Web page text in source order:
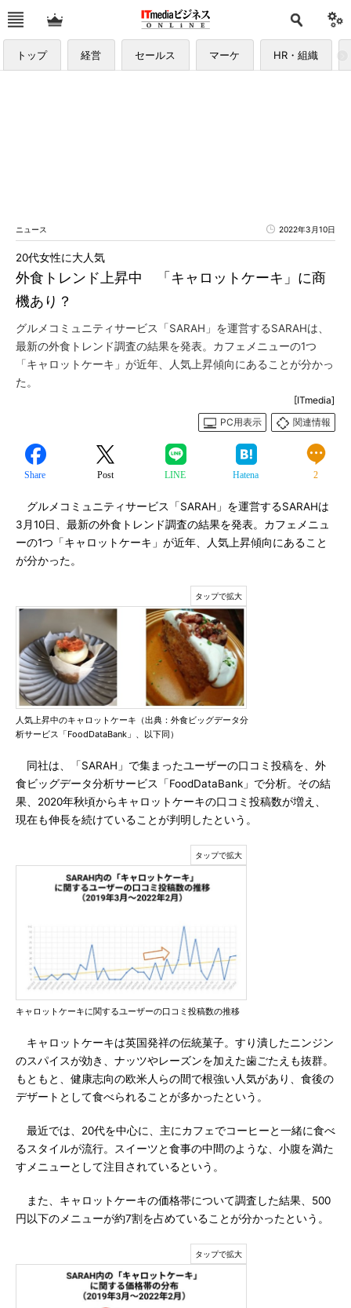
トップ 経営 セールス マーケ HR・組織
ニュース 2022年3月10日
外食トレンド上昇中 「キャロットケーキ」に商
機あり？
20代女性に大人気
グルメコミュニティサービス「SARAH」を運営するSARAHは、
最新の外食トレンド調査の結果を発表。カフェメニューの1つ
「キャロットケーキ」が近年、人気上昇傾向にあることが分かっ
た。
[ITmedia]
PC用表示
関連情報
Share Post LINE Hatena 2
グルメコミュニティサービス「SARAH」を運営するSARAHは
3月10日、最新の外食トレンド調査の結果を発表。カフェメニュ
ーの1つ「キャロットケーキ」が近年、人気上昇傾向にあること
が分かった。
人気上昇中のキャロットケーキ（出典：外食ビッグデータ分
析サービス「FoodDataBank」、以下同）
同社は、「SARAH」で集まったユーザーの口コミ投稿を、外
食ビッグデータ分析サービス「FoodDataBank」で分析。その結
果、2020年秋頃からキャロットケーキの口コミ投稿数が増え、
現在も伸長を続けていることが判明したという。
キャロットケーキに関するユーザーの口コミ投稿数の推移
キャロットケーキは英国発祥の伝統菓子。すり潰したニンジン
のスパイスが効き、ナッツやレーズンを加えた歯ごたえも抜群。
もともと、健康志向の欧米人らの間で根強い人気があり、食後の
デザートとして食べられることが多かったという。
最近では、20代を中心に、主にカフェでコーヒーと一緒に食べ
るスタイルが流行。スイーツと食事の中間のような、小腹を満た
すメニューとして注目されているという。
また、キャロットケーキの価格帯について調査した結果、500
円以下のメニューが約7割を占めていることが分かったという。